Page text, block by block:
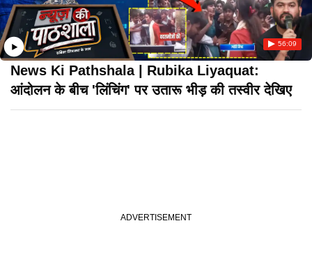
56:09
News Ki Pathshala | Rubika Liyaquat:
आंदोलन के बीच 'लिंचिंग' पर उतारू भीड़ की तस्वीर देखिए